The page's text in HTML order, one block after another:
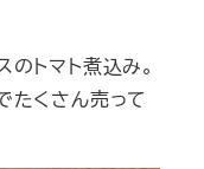
トマト煮込み。
たくさん売って